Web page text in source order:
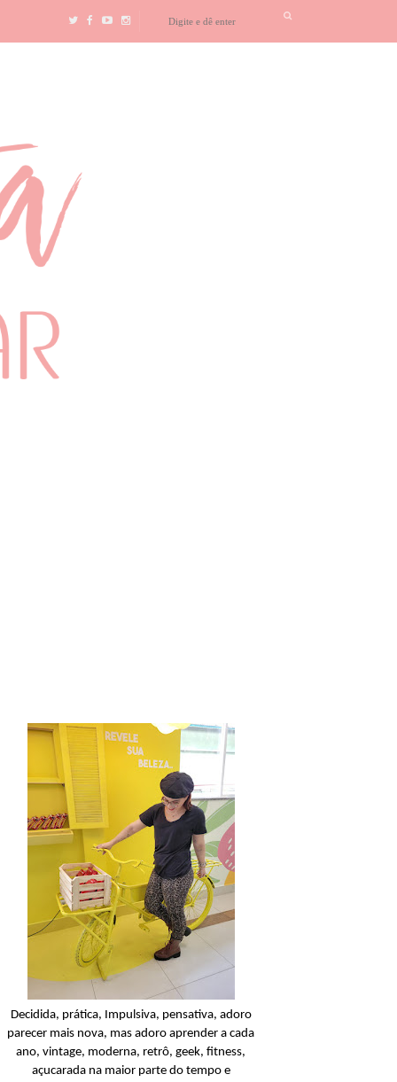
Condicionador
Açucarando: Shampoo
Condicionador Novex
Decidida, prática, Impulsiva, pensativa, adoro
parecer mais nova, mas adoro aprender a cada
ano, vintage, moderna, retrô, geek, fitness,
açucarada na maior parte do tempo e